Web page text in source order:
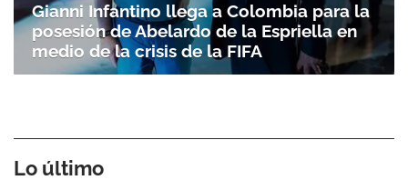
Gianni Infantino llega a Colombia para la
posesión de Abelardo de la Espriella en
medio de la crisis de la FIFA
Lo último